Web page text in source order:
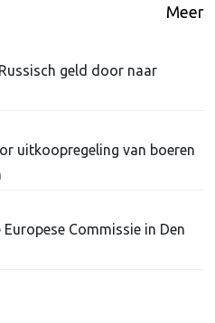
Meer
geld door naar
uitkoopregeling van boeren
Commissie in Den